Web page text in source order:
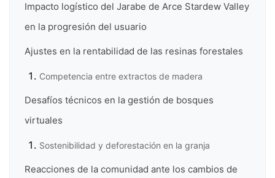
Impacto logístico del Jarabe de Arce Stardew Valley
en la progresión del usuario
Ajustes en la rentabilidad de las resinas forestales
Competencia entre extractos de madera
Desafíos técnicos en la gestión de bosques
virtuales
Sostenibilidad y deforestación en la granja
Reacciones de la comunidad ante los cambios de